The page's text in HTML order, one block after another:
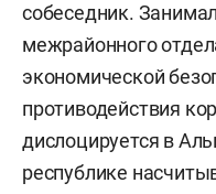
собеседник.
межрайонного
экономической
противодействия
дислоцируется в
республике